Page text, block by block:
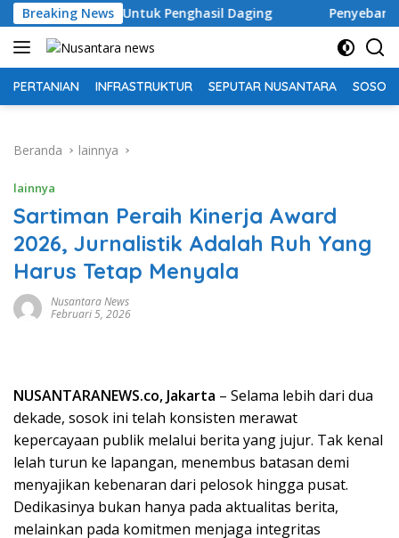
Langsung
ke
konten
Breaking News
Penghasil Daging Penyebar Konten Hoax
PERTANIAN INFRASTRUKTUR SEPUTAR NUSANTARA SOSOK
Beranda lainnya
lainnya
Sartiman Peraih Kinerja Award
2026, Jurnalistik Adalah Ruh Yang
Harus Tetap Menyala
Nusantara News
Februari 5, 2026
NUSANTARANEWS.co, Jakarta – Selama lebih dari dua
dekade, sosok ini telah konsisten merawat
kepercayaan publik melalui berita yang jujur. Tak kenal
lelah turun ke lapangan, menembus batasan demi
menyajikan kebenaran dari pelosok hingga pusat.
Dedikasinya bukan hanya pada aktualitas berita,
melainkan pada komitmen menjaga integritas